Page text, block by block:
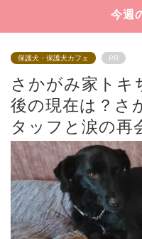
今週
保護犬・保護犬カフェ PR
さかがみ家トキ
後の現在は？さ
タッフと涙の再